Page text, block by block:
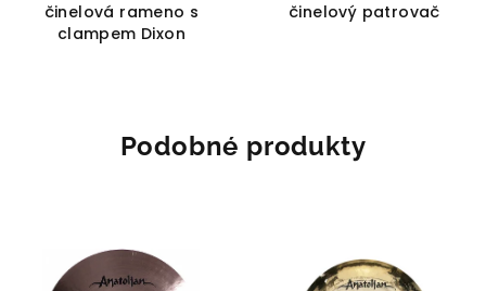
činelová rameno s
clampem Dixon
činelový patrovač
Podobné produkty